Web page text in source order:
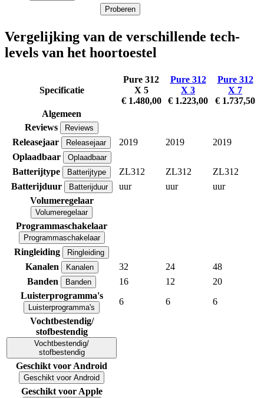
Proberen
Vergelijking van de verschillende tech-
levels van het hoortoestel
Specificatie
Pure 312
X 5
€ 1.480,00
Pure 312
X 3
€ 1.223,00
Pure 312
X 7
€ 1.737,50
Algemeen
Reviews
Reviews
Releasejaar Releasejaar 2019 2019
2019
Oplaadbaar
Oplaadbaar
Batterijtype Batterijtype ZL312 ZL312
ZL312
Batterijduur
Batterijduur uur uur
uur
Volumeregelaar
Volumeregelaar
Programmaschakelaar
Programmaschakelaar
Ringleiding Ringleiding
Kanalen Kanalen 32 24
48
Banden
Banden 16 12
20
Luisterprogramma's
Luisterprogramma's
6 6
6
Vochtbestendig/
stofbestendig
Vochtbestendig/
stofbestendig
Geschikt voor Android
Geschikt voor Android
Geschikt voor Apple